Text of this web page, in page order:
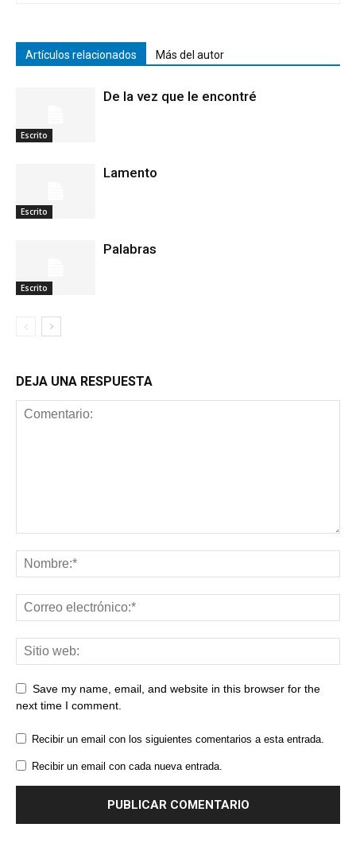
Artículos relacionados Más del autor
Escrito
De la vez que le encontré
Escrito
Lamento
Escrito
Palabras
DEJA UNA RESPUESTA
Save my name, email, and website in this browser for the
next time I comment.
Recibir un email con los siguientes comentarios a esta entrada.
Recibir un email con cada nueva entrada.